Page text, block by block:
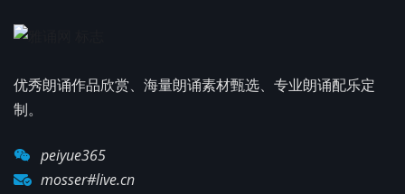
优秀朗诵作品欣赏、海量朗诵素材甄选、专业朗诵配乐定
制。
peiyue365
mosser#live.cn